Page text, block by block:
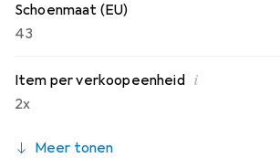
Schoenmaat (EU)
43
Item per verkoopeenheid i
2x
Meer tonen